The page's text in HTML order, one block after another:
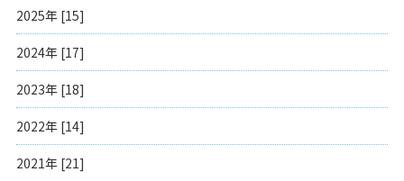
2025年 [15]
2024年 [17]
2023年 [18]
2022年 [14]
2021年 [21]